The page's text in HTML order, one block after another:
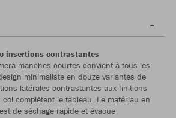
insertions contrastantes
manches courtes convient à tous les
minimaliste en douze variantes de
latérales contrastantes aux finitions
complètent le tableau. Le matériau en
de séchage rapide et évacue